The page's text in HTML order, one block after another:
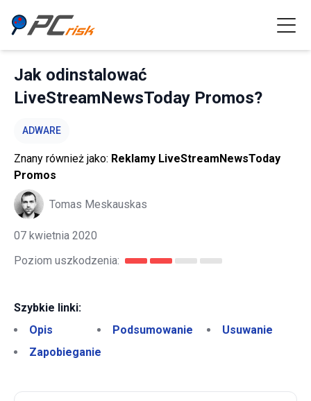
Jak odinstalować
LiveStreamNewsToday Promos?
ADWARE
Znany również jako: Reklamy LiveStreamNewsToday
Promos
Tomas Meskauskas
07 kwietnia 2020
Poziom uszkodzenia:
Szybkie linki:
Opis
Podsumowanie
Usuwanie
Zapobieganie